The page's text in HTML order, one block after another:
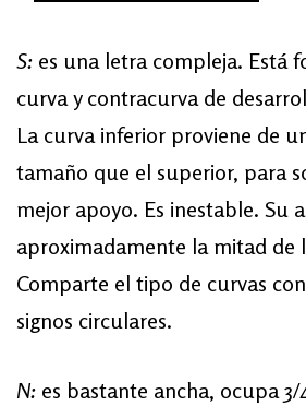
S: es una letra compleja. Está
curva y contracurva de
La curva inferior proviene de
tamaño que el superior, para
mejor apoyo. Es inestable. Su
aproximadamente la mitad de
Comparte el tipo de curvas
signos circulares.
N: es bastante ancha, ocupa